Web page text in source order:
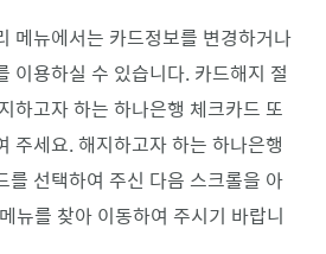
메뉴에서는 카드정보를 변경하거나
이용하실 수 있습니다. 카드해지 절
하고자 하는 하나은행 체크카드 또
주세요. 해지하고자 하는 하나은행
를 선택하여 주신 다음 스크롤을 아
뉴를 찾아 이동하여 주시기 바랍니